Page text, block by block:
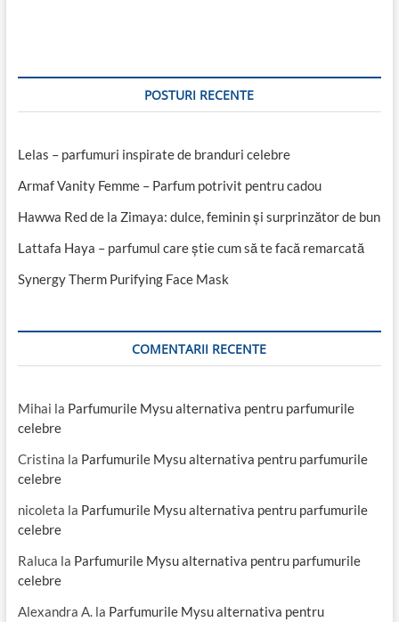
remarcată
POSTURI RECENTE
Lelas – parfumuri inspirate de branduri celebre
Armaf Vanity Femme – Parfum potrivit pentru cadou
Hawwa Red de la Zimaya: dulce, feminin și surprinzător de bun
Lattafa Haya – parfumul care știe cum să te facă remarcată
Synergy Therm Purifying Face Mask
COMENTARII RECENTE
Mihai la Parfumurile Mysu alternativa pentru parfumurile
celebre
Cristina la Parfumurile Mysu alternativa pentru parfumurile
celebre
nicoleta la Parfumurile Mysu alternativa pentru parfumurile
celebre
Raluca la Parfumurile Mysu alternativa pentru parfumurile
celebre
Alexandra A.la Parfumurile Mysu alternativa pentru